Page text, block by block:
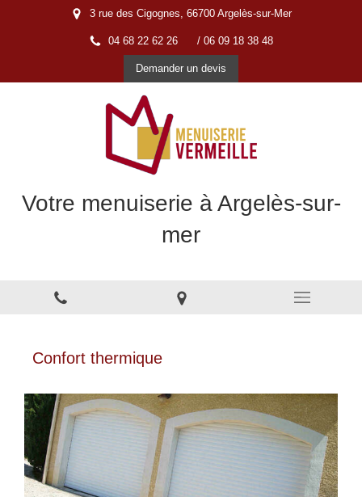
3 rue des Cigognes, 66700 Argelès-sur-Mer
04 68 22 62 26 / 06 09 18 38 48
Demander un devis
Votre menuiserie à Argelès-sur-
mer
Confort thermique